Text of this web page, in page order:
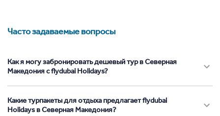
Часто задаваемые вопросы
Как я могу забронировать дешевый тур в Северная
Македония с flydubai Holidays?
Какие турпакеты для отдыха предлагает flydubai
Holidays в Северная Македония?